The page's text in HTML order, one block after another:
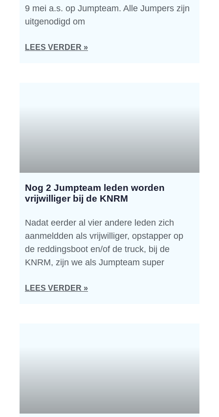
9 mei a.s. op Jumpteam. Alle Jumpers zijn
uitgenodigd om
LEES VERDER »
Nog 2 Jumpteam leden worden
vrijwilliger bij de KNRM
Nadat eerder al vier andere leden zich
aanmeldden als vrijwilliger, opstapper op
de reddingsboot en/of de truck, bij de
KNRM, zijn we als Jumpteam super
LEES VERDER »